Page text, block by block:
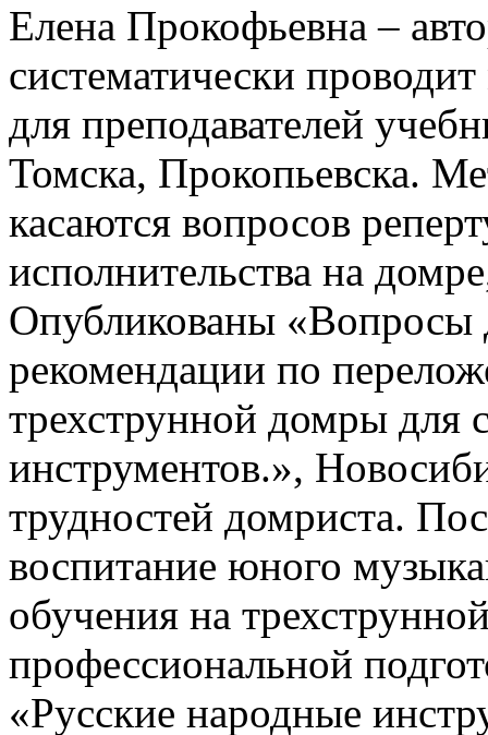
Елена Прокофьевна –
систематически
для преподавателей
Томска, Прокопьевска.
касаются вопросов
исполнительства на
Опубликованы «Вопросы
рекомендации по
трехструнной домры для
инструментов.»,
трудностей домриста.
воспитание юного
обучения на
профессиональной
«Русские народные